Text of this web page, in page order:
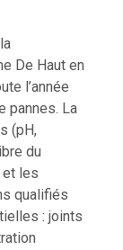
De Haut en
l’année
pannes. La
(pH,
du
et les
qualifiés
: joints